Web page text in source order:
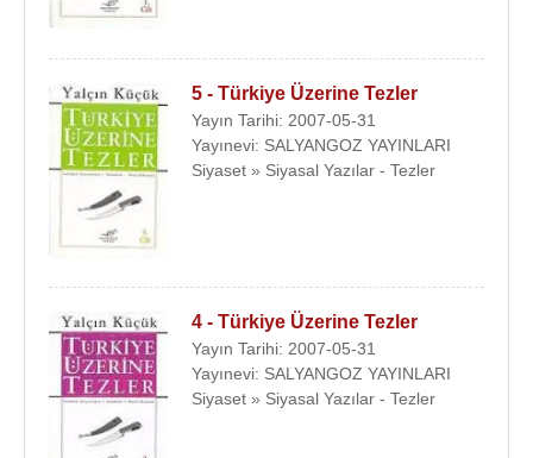
5 - Türkiye Üzerine Tezler
Yayın Tarihi: 2007-05-31
Yayınevi: SALYANGOZ YAYINLARI
Siyaset » Siyasal Yazılar - Tezler
4 - Türkiye Üzerine Tezler
Yayın Tarihi: 2007-05-31
Yayınevi: SALYANGOZ YAYINLARI
Siyaset » Siyasal Yazılar - Tezler